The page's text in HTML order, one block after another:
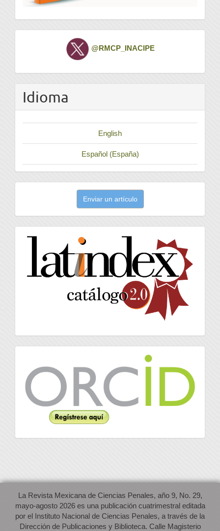
Twitter @RMCP_INACIPE
Idioma
English
Español (España)
artículo
Enviar un artículo
latindex
La Revista Mexicana de Ciencias Penales, año 9, No. 29,
mayo-agosto 2026 es una publicación cuatrimestral editada
por el Instituto Nacional de Ciencias Penales, a través de la
Dirección de Publicaciones y Biblioteca. Calle Magisterio